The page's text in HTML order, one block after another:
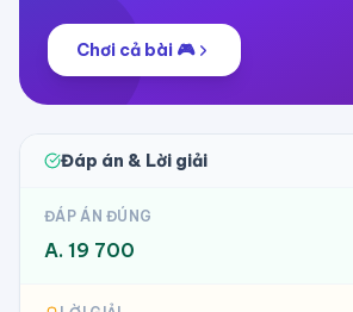
Chơi cả bài 🎮
Đáp án & Lời giải
ĐÁP ÁN ĐÚNG
A. 19 700